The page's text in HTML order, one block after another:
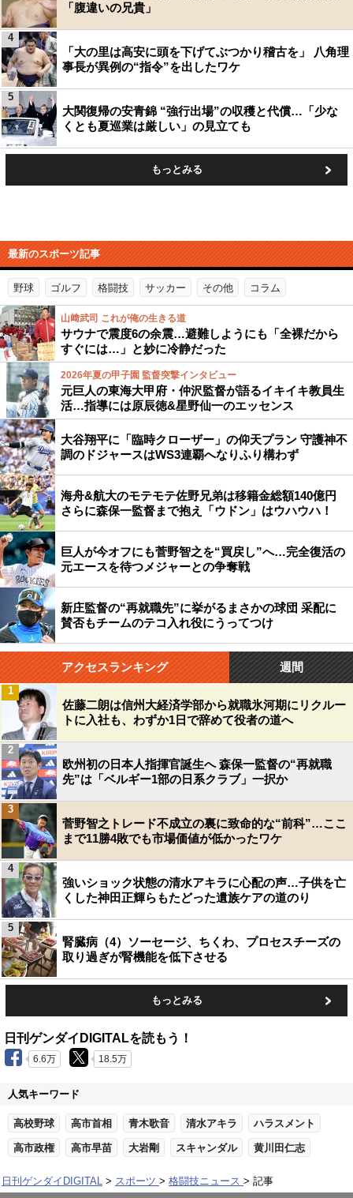
「腹違いの兄貴」
「大の里は高安に頭を下げてぶつかり稽古を」 八角理
事長が異例の“指令”を出したワケ
4
大関復帰の安青錦 “強行出場”の収穫と代償…「少な
くとも夏巡業は厳しい」の見立ても
5
もっとみる
最新のスポーツ記事
野球 ゴルフ 格闘技 サッカー その他 コラム
山﨑武司 これが俺の生きる道
サウナで震度6の余震…避難しようにも「全裸だから
すぐには…」と妙に冷静だった
2026年夏の甲子園 監督突撃インタビュー
元巨人の東海大甲府・仲沢監督が語るイキイキ教員生
活…指導には原辰徳&星野仙一のエッセンス
大谷翔平に「臨時クローザー」の仰天プラン 守護神不
調のドジャースはWS3連覇へなりふり構わず
海舟&航大のモテモテ佐野兄弟は移籍金総額140億円
さらに森保一監督まで抱え「ウドン」はウハウハ！
巨人が今オフにも菅野智之を“買戻し”へ…完全復活の
元エースを待つメジャーとの争奪戦
新庄監督の“再就職先”に挙がるまさかの球団 采配に
賛否もチームのテコ入れ役にうってつけ
アクセスランキング 週間
佐藤二朗は信州大経済学部から就職氷河期にリクルー
トに入社も、わずか1日で辞めて役者の道へ
1
欧州初の日本人指揮官誕生へ 森保一監督の“再就職
先”は「ベルギー1部の日系クラブ」一択か
2
菅野智之トレード不成立の裏に致命的な“前科”…ここ
まで11勝4敗でも市場価値が低かったワケ
3
強いショック状態の清水アキラに心配の声…子供を亡
くした神田正輝らもたどった遺族ケアの道のり
4
腎臓病（4）ソーセージ、ちくわ、プロセスチーズの
取り過ぎが腎機能を低下させる
5
もっとみる
日刊ゲンダイDIGITALを読もう！
6.6万 18.5万
人気キーワード
高校野球 高市首相 青木歌音 清水アキラ ハラスメント
高市政権 高市早苗 大岩剛 スキャンダル 黄川田仁志
日刊ゲンダイDIGITAL スポーツ 格闘技ニュース 記事